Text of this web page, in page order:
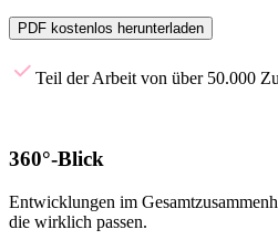
PDF kostenlos herunterladen
Teil der Arbeit von über 50.000
360°-Blick
Entwicklungen im
die wirklich passen.